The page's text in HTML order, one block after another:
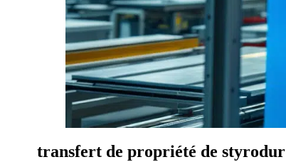
transfert de propriété de styrodur